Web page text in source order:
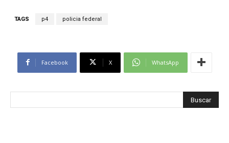
TAGS p4 policia federal
Facebook X WhatsApp